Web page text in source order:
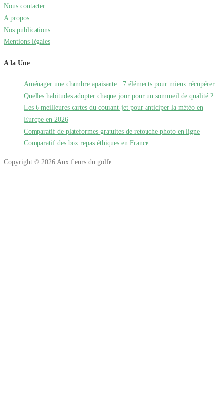
Nous contacter
A propos
Nos publications
Mentions légales
A la Une
Aménager une chambre apaisante : 7 éléments pour mieux récupérer
Quelles habitudes adopter chaque jour pour un sommeil de qualité ?
Les 6 meilleures cartes du courant-jet pour anticiper la météo en
Europe en 2026
Comparatif de plateformes gratuites de retouche photo en ligne
Comparatif des box repas éthiques en France
Copyright © 2026 Aux fleurs du golfe